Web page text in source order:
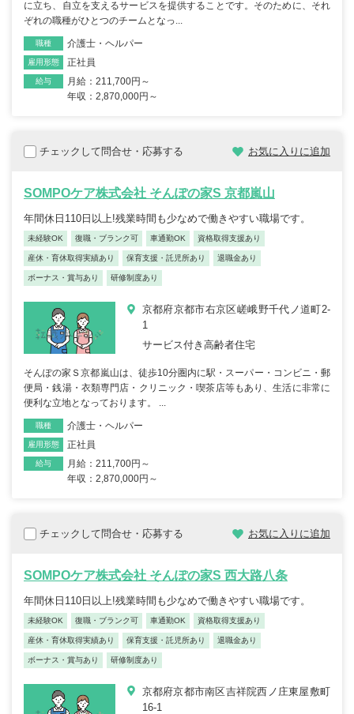
に立ち、自立を支えるサービスを提供することです。そのために、それ
ぞれの職種がひとつのチームとなっ...
職種 介護士・ヘルパー
雇用形態 正社員
給与
月給：211,700円～
年収：2,870,000円～
チェックして問合せ・応募する お気に入りに追加
SOMPOケア株式会社 そんぽの家S 京都嵐山
年間休日110日以上!残業時間も少なめで働きやすい職場です。
未経験OK 復職・ブランク可 車通勤OK 資格取得支援あり
産休・育休取得実績あり 保育支援・託児所あり 退職金あり
ボーナス・賞与あり 研修制度あり
京都府京都市右京区嵯峨野千代ノ道町2-
1
サービス付き高齢者住宅
そんぽの家Ｓ京都嵐山は、徒歩10分圏内に駅・スーパー・コンビニ・郵
便局・銭湯・衣類専門店・クリニック・喫茶店等もあり、生活に非常に
便利な立地となっております。 ...
職種 介護士・ヘルパー
雇用形態 正社員
給与
月給：211,700円～
年収：2,870,000円～
チェックして問合せ・応募する お気に入りに追加
SOMPOケア株式会社 そんぽの家S 西大路八条
年間休日110日以上!残業時間も少なめで働きやすい職場です。
未経験OK 復職・ブランク可 車通勤OK 資格取得支援あり
産休・育休取得実績あり 保育支援・託児所あり 退職金あり
ボーナス・賞与あり 研修制度あり
京都府京都市南区吉祥院西ノ庄東屋敷町
16-1